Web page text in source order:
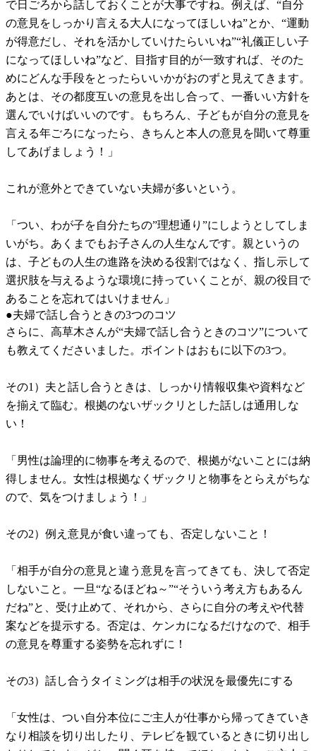
で日ごろから話しておくことが大事ですね。例えば、“自分
の意見をしっかり言える大人になってほしいね”とか、“運動
が得意だし、それを活かしていけたらいいね”“礼儀正しい子
になってほしいね”など、目指す目的が一致すれば、そのた
めにどんな手段をとったらいいかがおのずと見えてきます。
あとは、その都度互いの意見を出し合って、一番いい方針を
選んでいけばいいのです。もちろん、子どもが自分の意見を
言える年ごろになったら、きちんと本人の意見を聞いて尊重
してあげましょう！」
これが意外とできていない夫婦が多いという。
「つい、わが子を自分たちの”理想通り”にしようとしてしま
いがち。あくまでもお子さんの人生なんです。親というの
は、子どもの人生の進路を決める役割ではなく、指し示して
選択肢を与えるような環境に持っていくことが、親の役目で
あることを忘れてはいけません」
●夫婦で話し合うときの3つのコツ
さらに、高草木さんが“夫婦で話し合うときのコツ”について
も教えてくださいました。ポイントはおもに以下の3つ。
その1）夫と話し合うときは、しっかり情報収集や資料など
を揃えて臨む。根拠のないザックリとした話しは通用しな
い！
「男性は論理的に物事を考えるので、根拠がないことには納
得しません。女性は根拠なくザックリと物事をとらえがちな
ので、気をつけましょう！」
その2）例え意見が食い違っても、否定しないこと！
「相手が自分の意見と違う意見を言ってきても、決して否定
しないこと。一旦“なるほどね～”“そういう考え方もあるん
だね”と、受け止めて、それから、さらに自分の考えや代替
案などを提示する。否定は、ケンカになるだけなので、相手
の意見を尊重する姿勢を忘れずに！
その3）話し合うタイミングは相手の状況を最優先にする
「女性は、つい自分本位にご主人が仕事から帰ってきていき
なり相談を切り出したり、テレビを観ているときに切り出し